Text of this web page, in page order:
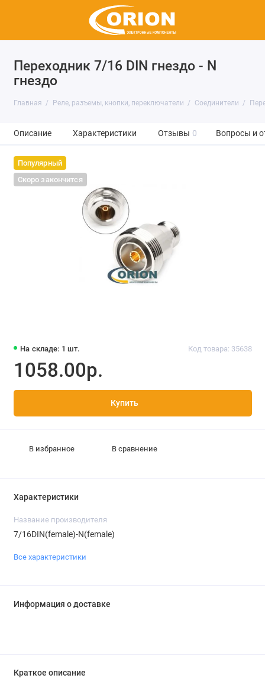
Переходник 7/16 DIN гнездо - N
гнездо
Главная Реле, разъемы, кнопки, переключатели Соединители
Описание Характеристики Отзывы 0 Вопросы и
Популярный
Скоро закончится
На складе: 1 шт. Код товара: 35638
1058.00р.
Купить
В избранное В сравнение
Характеристики
Название производителя
7/16DIN(female)-N(female)
Все характеристики
Информация о доставке
Краткое описание